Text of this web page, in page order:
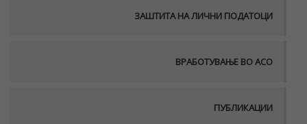
ЗАШТИТА НА ЛИЧНИ ПОДАТОЦИ
ВРАБОТУВАЊЕ ВО АСО
ПУБЛИКАЦИИ